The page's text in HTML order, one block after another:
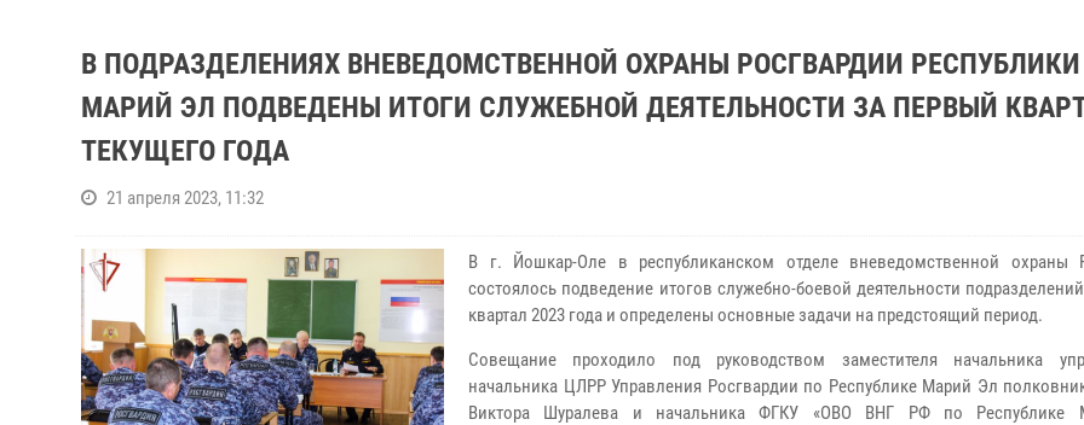
В ПОДРАЗДЕЛЕНИЯХ ВНЕВЕДОМСТВЕННОЙ ОХРАНЫ РОСГВАРДИИ РЕСПУБЛИКИ
МАРИЙ ЭЛ ПОДВЕДЕНЫ ИТОГИ СЛУЖЕБНОЙ ДЕЯТЕЛЬНОСТИ ЗА ПЕРВЫЙ
ТЕКУЩЕГО ГОДА
21 апреля 2023, 11:32
В г. Йошкар-Оле в республиканском отделе вневедомственной охраны
состоялось подведение итогов служебно-боевой деятельности
квартал 2023 года и определены основные задачи на предстоящий период.
Совещание проходило под руководством заместителя начальника
начальника ЦЛРР Управления Росгвардии по Республике Марий Эл
Виктора Шуралева и начальника ФГКУ «ОВО ВНГ РФ по Республике